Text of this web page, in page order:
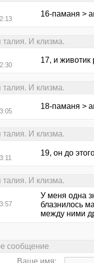
16-паманя >
талия. И клизма.
17, и животик
талия. И клизма.
18-паманя >
талия. И клизма.
19, он до
талия. И клизма.
У меня одна
блазнилось
между ними
сообщение